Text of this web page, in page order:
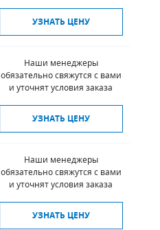
УЗНАТЬ ЦЕНУ
Наши менеджеры
обязательно свяжутся с вами
и уточнят условия заказа
УЗНАТЬ ЦЕНУ
Наши менеджеры
обязательно свяжутся с вами
и уточнят условия заказа
УЗНАТЬ ЦЕНУ